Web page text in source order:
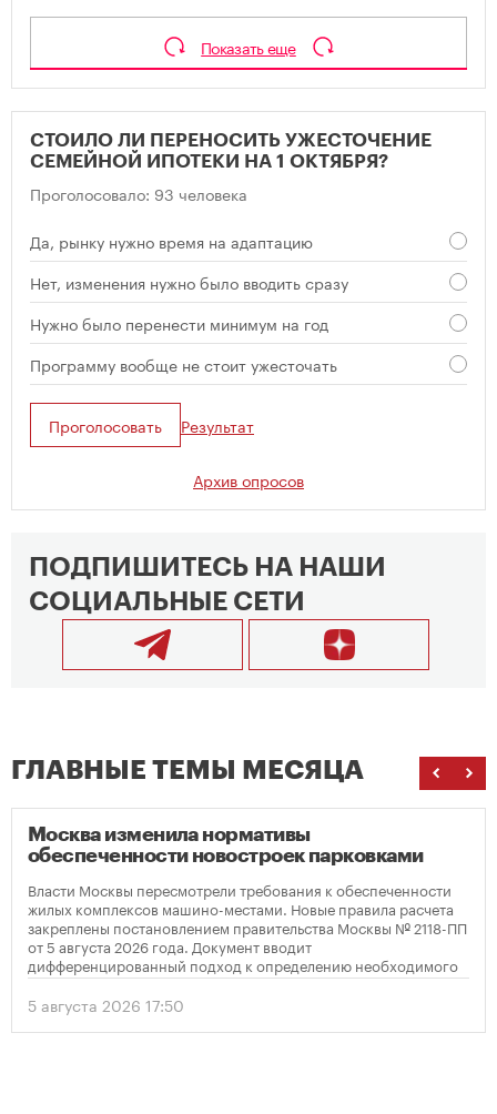
Показать еще
СТОИЛО ЛИ ПЕРЕНОСИТЬ УЖЕСТОЧЕНИЕ
СЕМЕЙНОЙ ИПОТЕКИ НА 1 ОКТЯБРЯ?
Проголосовало: 93 человека
Да, рынку нужно время на адаптацию
Нет, изменения нужно было вводить сразу
Нужно было перенести минимум на год
Программу вообще не стоит ужесточать
Проголосовать Результат
Архив опросов
ПОДПИШИТЕСЬ НА НАШИ
СОЦИАЛЬНЫЕ СЕТИ
ГЛАВНЫЕ ТЕМЫ МЕСЯЦА
Москва изменила нормативы
обеспеченности новостроек парковками
Власти Москвы пересмотрели требования к обеспеченности
жилых комплексов машино-местами. Новые правила расчета
закреплены постановлением правительства Москвы № 2118-ПП
от 5 августа 2026 года. Документ вводит
дифференцированный подход к определению необходимого
количества парковок в зависимости от площади квартир и
устанавливает переходный период для уже согласованных
проектов.
5 августа 2026 17:50